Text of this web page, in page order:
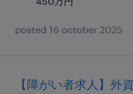
posted 16 october 2025
【障がい者求人】外